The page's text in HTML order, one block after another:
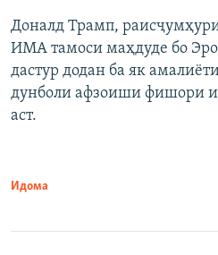
Доналд Трамп,
ИМА тамоси маҳдуде бо
дастур додан ба як
дунболи афзоиши фишори
аст.
Идома